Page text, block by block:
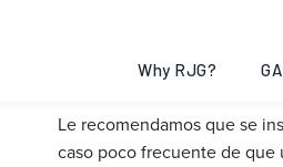
Why RJG?
Le recomendamos que se
caso poco frecuente de que